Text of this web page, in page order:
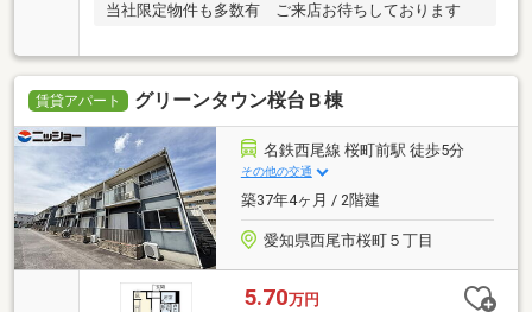
当社限定物件も多数有 ご来店お待ちしております
賃貸アパート グリーンタウン桜台Ｂ棟
名鉄西尾線 桜町前駅 徒歩5分
その他の交通
築37年4ヶ月 / 2階建
愛知県西尾市桜町５丁目
5.70万円